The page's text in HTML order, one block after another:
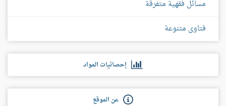
مسائل فقهية متفرقة
فتاوى متنوعة
إحصائيات المواد
عن الموقع